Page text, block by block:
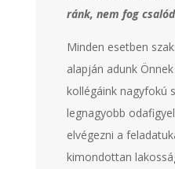
ránk, nem fog
Minden esetben
alapján adunk
kollégáink nagyfokú
legnagyobb
elvégezni a
kimondottan